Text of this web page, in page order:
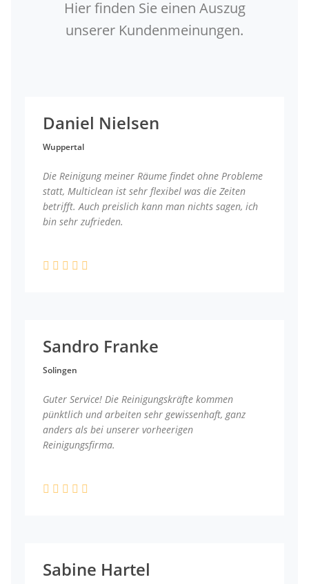
Hier finden Sie einen Auszug
unserer Kundenmeinungen.
Daniel Nielsen
Wuppertal
Die Reinigung meiner Räume findet ohne Probleme
statt, Multiclean ist sehr flexibel was die Zeiten
betrifft. Auch preislich kann man nichts sagen, ich
bin sehr zufrieden.
Sandro Franke
Solingen
Guter Service! Die Reinigungskräfte kommen
pünktlich und arbeiten sehr gewissenhaft, ganz
anders als bei unserer vorheerigen
Reinigungsfirma.
Sabine Hartel